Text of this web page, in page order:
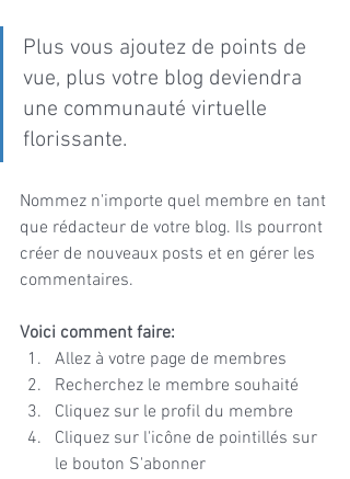
Plus vous ajoutez de points de
vue, plus votre blog deviendra
une communauté virtuelle
florissante.
Nommez n'importe quel membre en tant
que rédacteur de votre blog. Ils pourront
créer de nouveaux posts et en gérer les
commentaires.
Voici comment faire:
Allez à votre page de membres
Recherchez le membre souhaité
Cliquez sur le profil du membre
Cliquez sur l'icône de pointillés sur
le bouton S'abonner